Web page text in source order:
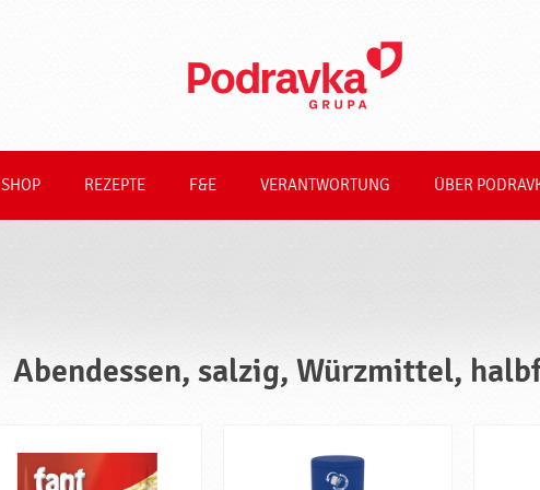
SHOP REZEPTE F&E VERANTWORTUNG ÜBER
Abendessen, salzig, Würzmittel,